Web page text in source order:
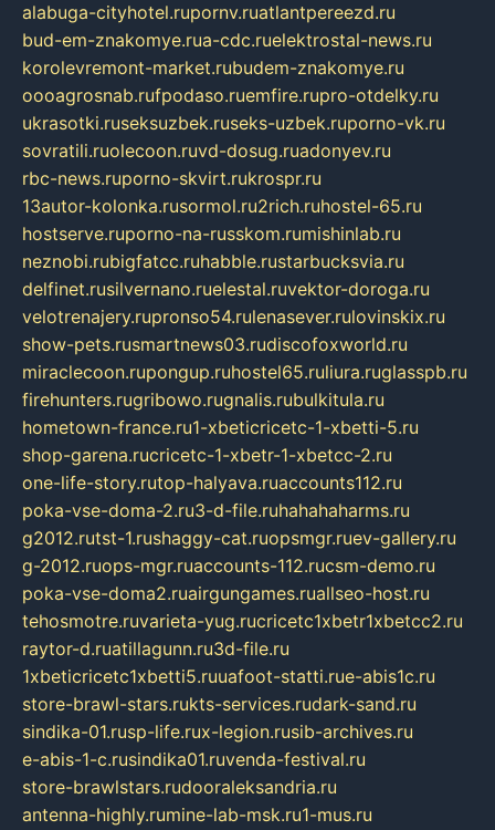
alabuga-cityhotel.rupornv.ruatlantpereezd.ru
bud-em-znakomye.rua-cdc.ruelektrostal-news.ru
korolevremont-market.rubudem-znakomye.ru
oooagrosnab.rufpodaso.ruemfire.rupro-otdelky.ru
ukrasotki.ruseksuzbek.ruseks-uzbek.ruporno-vk.ru
sovratili.ruolecoon.ruvd-dosug.ruadonyev.ru
rbc-news.ruporno-skvirt.rukrospr.ru
13autor-kolonka.rusormol.ru2rich.ruhostel-65.ru
hostserve.ruporno-na-russkom.rumishinlab.ru
neznobi.rubigfatcc.ruhabble.rustarbucksvia.ru
delfinet.rusilvernano.ruelestal.ruvektor-doroga.ru
velotrenajery.rupronso54.rulenasever.rulovinskix.ru
show-pets.rusmartnews03.rudiscofoxworld.ru
miraclecoon.rupongup.ruhostel65.ruliura.ruglasspb.ru
firehunters.rugribowo.rugnalis.rubulkitula.ru
hometown-france.ru1-xbeticricetc-1-xbetti-5.ru
shop-garena.rucricetc-1-xbetr-1-xbetcc-2.ru
one-life-story.rutop-halyava.ruaccounts112.ru
poka-vse-doma-2.ru3-d-file.ruhahahaharms.ru
g2012.rutst-1.rushaggy-cat.ruopsmgr.ruev-gallery.ru
g-2012.ruops-mgr.ruaccounts-112.rucsm-demo.ru
poka-vse-doma2.ruairgungames.ruallseo-host.ru
tehosmotre.ruvarieta-yug.rucricetc1xbetr1xbetcc2.ru
raytor-d.ruatillagunn.ru3d-file.ru
1xbeticricetc1xbetti5.ruuafoot-statti.rue-abis1c.ru
store-brawl-stars.rukts-services.rudark-sand.ru
sindika-01.rusp-life.rux-legion.rusib-archives.ru
e-abis-1-c.rusindika01.ruvenda-festival.ru
store-brawlstars.rudooraleksandria.ru
antenna-highly.rumine-lab-msk.ru1-mus.ru